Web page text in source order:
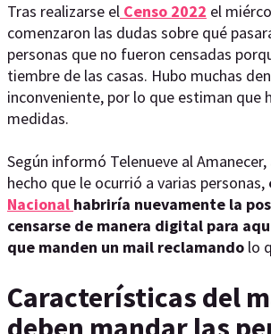
Tras realizarse el Censo 2022 el
comenzaron las dudas sobre qué
personas que no fueron censadas
tiembre de las casas. Hubo muchas
inconveniente, por lo que estiman que
medidas.
Según informó Telenueve al
hecho que le ocurrió a varias personas,
Nacional habriría nuevamente la
censarse de manera digital para
que manden un mail reclamando lo
Características del